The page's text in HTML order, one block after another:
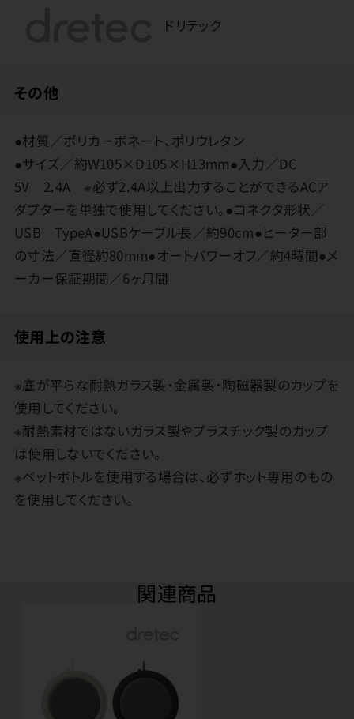
ドリテック
その他
●材質／ポリカーボネート、ポリウレタン
●サイズ／約W105×D105×H13mm●入力／DC
5V 2.4A ※必ず2.4A以上出力することができるACア
ダプターを単独で使用してください。●コネクタ形状／
USB TypeA●USBケーブル長／約90cm●ヒーター部
の寸法／直径約80mm●オートパワーオフ／約4時間●メ
ーカー保証期間／6ヶ月間
使用上の注意
※底が平らな耐熱ガラス製・金属製・陶磁器製のカップを
使用してください。
※耐熱素材ではないガラス製やプラスチック製のカップ
は使用しないでください。
※ペットボトルを使用する場合は、必ずホット専用のもの
を使用してください。
関連商品